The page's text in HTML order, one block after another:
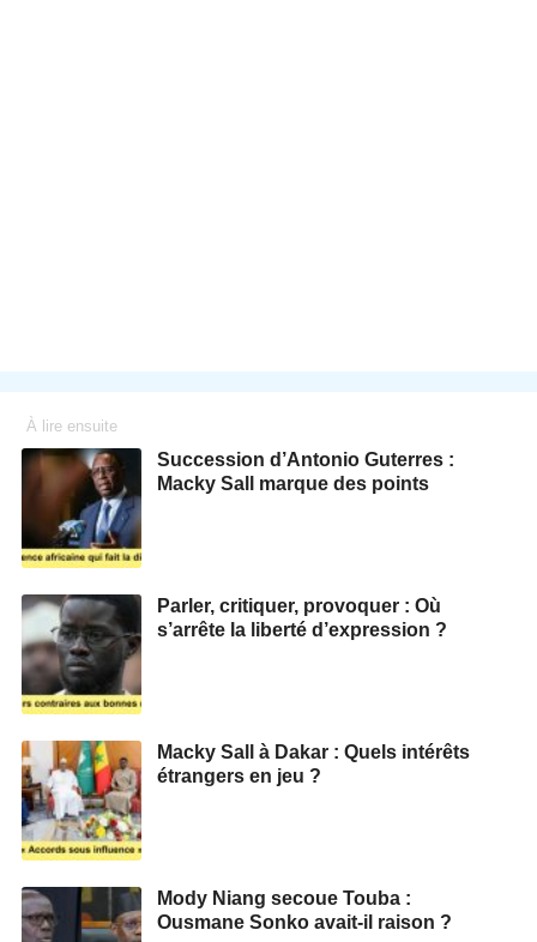
À lire ensuite
Succession d’Antonio Guterres :
Macky Sall marque des points
Parler, critiquer, provoquer : Où
s’arrête la liberté d’expression ?
Macky Sall à Dakar : Quels intérêts
étrangers en jeu ?
Mody Niang secoue Touba :
Ousmane Sonko avait-il raison ?